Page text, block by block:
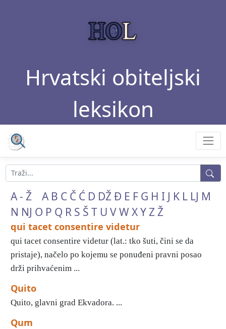
Hrvatski obiteljski
leksikon
A - Ž A B C Č Ć D DŽĐ E F G H I J K L LJ M
N NJ O P Q R S Š T U VW XYZŽ
qui tacet consentire videtur
qui tacet consentire videtur (lat.: tko šuti, čini se da
pristaje), načelo po kojemu se ponuđeni pravni posao
drži prihvaćenim ...
Quito
Quito, glavni grad Ekvadora. ...
Qum